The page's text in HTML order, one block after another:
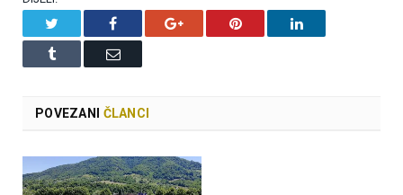
Facebook Google+ Pinterest LinkedIn
Tumblr Email
POVEZANI ČLANCI